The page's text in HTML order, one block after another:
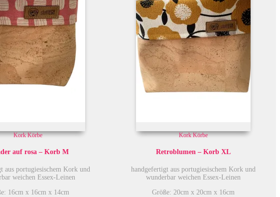
Kork Körbe
auf rosa – Korb M
aus portugiesischem Kork und
weichen Essex-Leinen
16cm x 16cm x 14cm
Kork Körbe
Retroblumen – Korb XL
handgefertigt aus portugiesischem Kork und
wunderbar weichen Essex-Leinen
Größe: 20cm x 20cm x 16cm